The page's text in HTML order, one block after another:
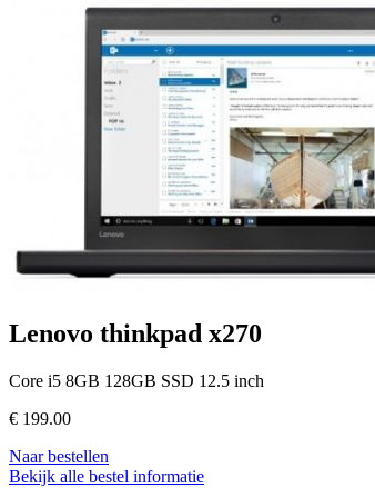
Lenovo thinkpad x270
Core i5 8GB 128GB SSD 12.5 inch
€ 199.00
Naar bestellen
Bekijk alle bestel informatie